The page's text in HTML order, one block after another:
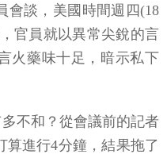
會談，美國時間週四(18
官員就以異常尖銳的言
火藥味十足，暗示私下
不和？從會議前的記者
算進行4分鐘，結果拖了